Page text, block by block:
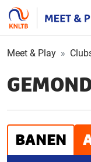
Service
menu
Meet & Play
BANEN